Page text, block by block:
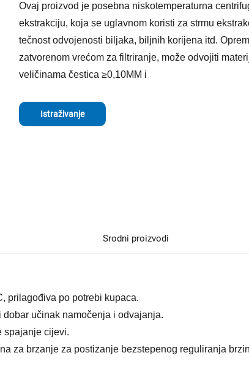
Ovaj proizvod je posebna niskotemperaturna
ekstrakciju, koja se uglavnom koristi za strmu
tečnost odvojenosti biljaka, biljnih korijena itd.
zatvorenom vrećom za filtriranje, može odvojiti
veličinama čestica ≥0,10MM i
Istraživanje
Srodni proizvodi
prilagođiva po potrebi kupaca.
učinak namočenja i odvajanja.
spajanje cijevi.
za brzanje za postizanje bezstepenog reguliranja